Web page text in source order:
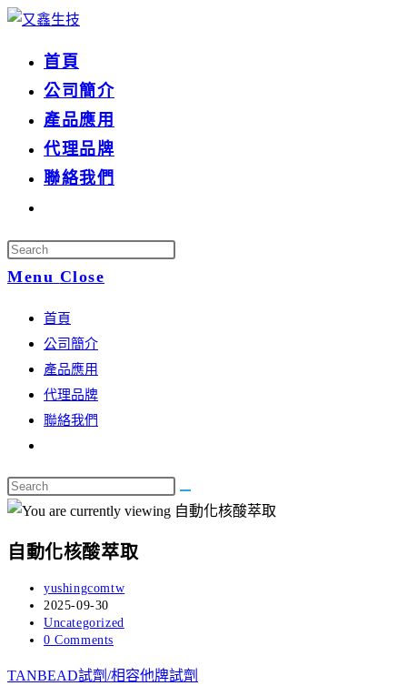
首頁
公司簡介
產品應用
代理品牌
聯絡我們
Menu Close
首頁
公司簡介
產品應用
代理品牌
聯絡我們
自動化核酸萃取
yushingcomtw
2025-09-30
Uncategorized
0 Comments
TANBEAD試劑/相容他牌試劑